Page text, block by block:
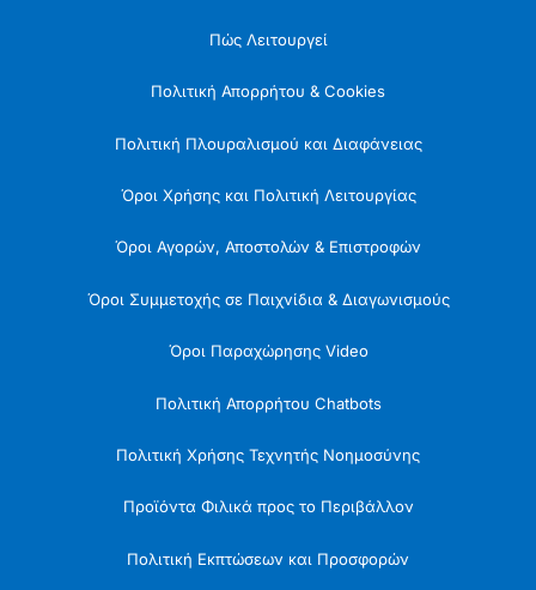
Πώς Λειτουργεί
Πολιτική Απορρήτου & Cookies
Πολιτική Πλουραλισμού και Διαφάνειας
Όροι Χρήσης και Πολιτική Λειτουργίας
Όροι Αγορών, Αποστολών & Επιστροφών
Όροι Συμμετοχής σε Παιχνίδια & Διαγωνισμούς
Όροι Παραχώρησης Video
Πολιτική Απορρήτου Chatbots
Πολιτική Χρήσης Τεχνητής Νοημοσύνης
Προϊόντα Φιλικά προς το Περιβάλλον
Πολιτική Εκπτώσεων και Προσφορών